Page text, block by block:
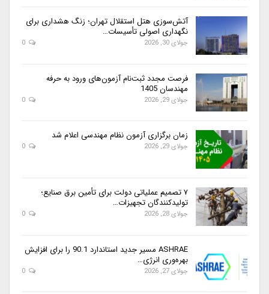
آتش‌سوزی هتل استقلال تهران؛ زنگ هشداری برای
نگهداری اصولی تأسیسات…
جولای 30, 2026
فرصت مجدد ثبت‌نام آزمون‌های ورود به حرفه
مهندسان 1405
جولای 29, 2026
زمان برگزاری آزمون نظام مهندسی اعلام شد
جولای 29, 2026
۷ تصمیم عملیاتی دولت برای تأمین برق صنایع؛
تولیدکنندگان تجهیزات…
جولای 28, 2026
ASHRAE مسیر جدید استاندارد 90.1 را برای افزایش
بهره‌وری انرژی…
جولای 27, 2026